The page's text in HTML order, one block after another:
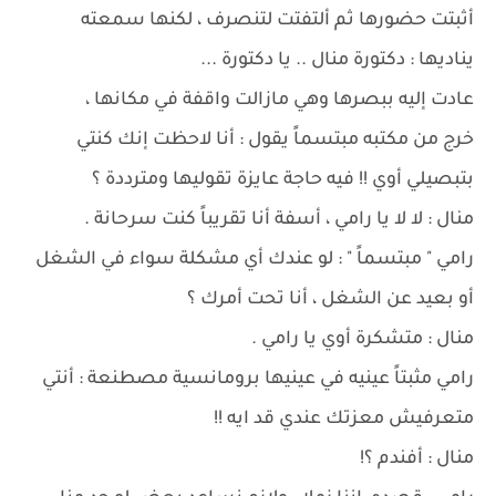
أثبتت حضورها ثم ألتفتت لتنصرف ، لكنها سمعته
يناديها : دكتورة منال .. يا دكتورة ...
عادت إليه ببصرها وهي مازالت واقفة في مكانها ،
خرج من مكتبه مبتسماً يقول : أنا لاحظت إنك كنتي
بتبصيلي أوي !! فيه حاجة عايزة تقوليها ومترددة ؟
منال : لا لا يا رامي ، أسفة أنا تقريباً كنت سرحانة .
رامي " مبتسماً " : لو عندك أي مشكلة سواء في الشغل
أو بعيد عن الشغل ، أنا تحت أمرك ؟
منال : متشكرة أوي يا رامي .
رامي مثبتاً عينيه في عينيها برومانسية مصطنعة : أنتي
متعرفيش معزتك عندي قد ايه !!
منال : أفندم ؟!